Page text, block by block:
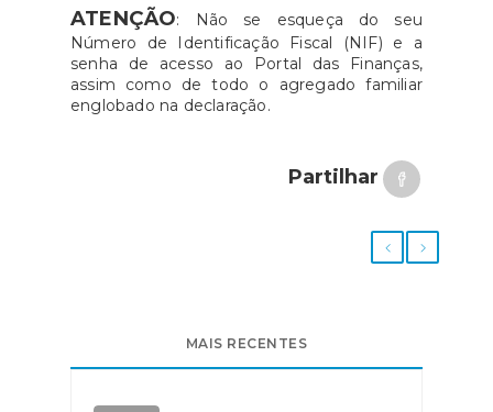
ATENÇÃO: Não se esqueça do seu
Número de Identificação Fiscal (NIF) e a
senha de acesso ao Portal das Finanças,
assim como de todo o agregado familiar
englobado na declaração.
Partilhar
MAIS RECENTES